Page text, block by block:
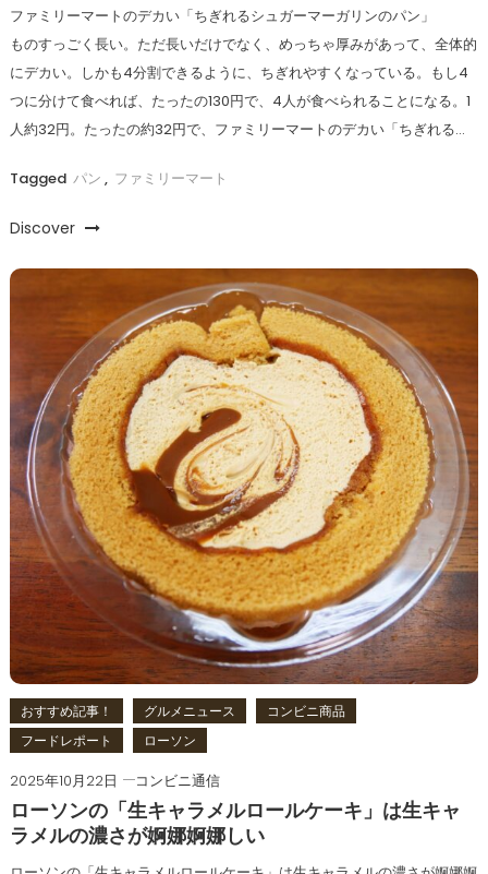
ファミリーマートのデカい「ちぎれるシュガーマーガリンのパン」
ものすっごく長い。ただ長いだけでなく、めっちゃ厚みがあって、全体的
にデカい。しかも4分割できるように、ちぎれやすくなっている。もし4
つに分けて食べれば、たったの130円で、4人が食べられることになる。1
人約32円。たったの約32円で、ファミリーマートのデカい「ちぎれる…
Tagged パン , ファミリーマート
Discover
おすすめ記事！ グルメニュース
コンビニ商品
フードレポート
ローソン
2025年10月22日
コンビニ通信
ローソンの「生キャラメルロールケーキ」は生キャ
ラメルの濃さが婀娜婀娜しい